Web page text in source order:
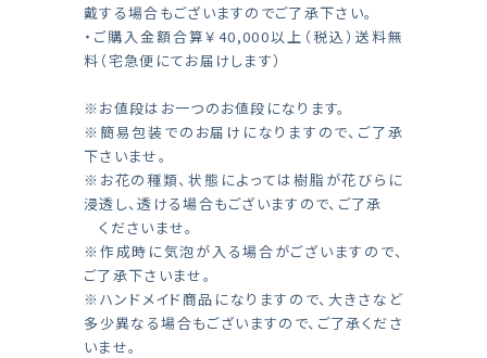
戴する場合もございますのでご了承下さい。
・ご購入金額合算￥40,000以上（税込）送料無
料（宅急便にてお届けします）
※お値段はお一つのお値段になります。
※簡易包装でのお届けになりますので、ご了承
下さいませ。
※お花の種類、状態によっては樹脂が花びらに
浸透し、透ける場合もございますので、ご了承
くださいませ。
※作成時に気泡が入る場合がございますので、
ご了承下さいませ。
※ハンドメイド商品になりますので、大きさなど
多少異なる場合もございますので、ご了承くださ
いませ。